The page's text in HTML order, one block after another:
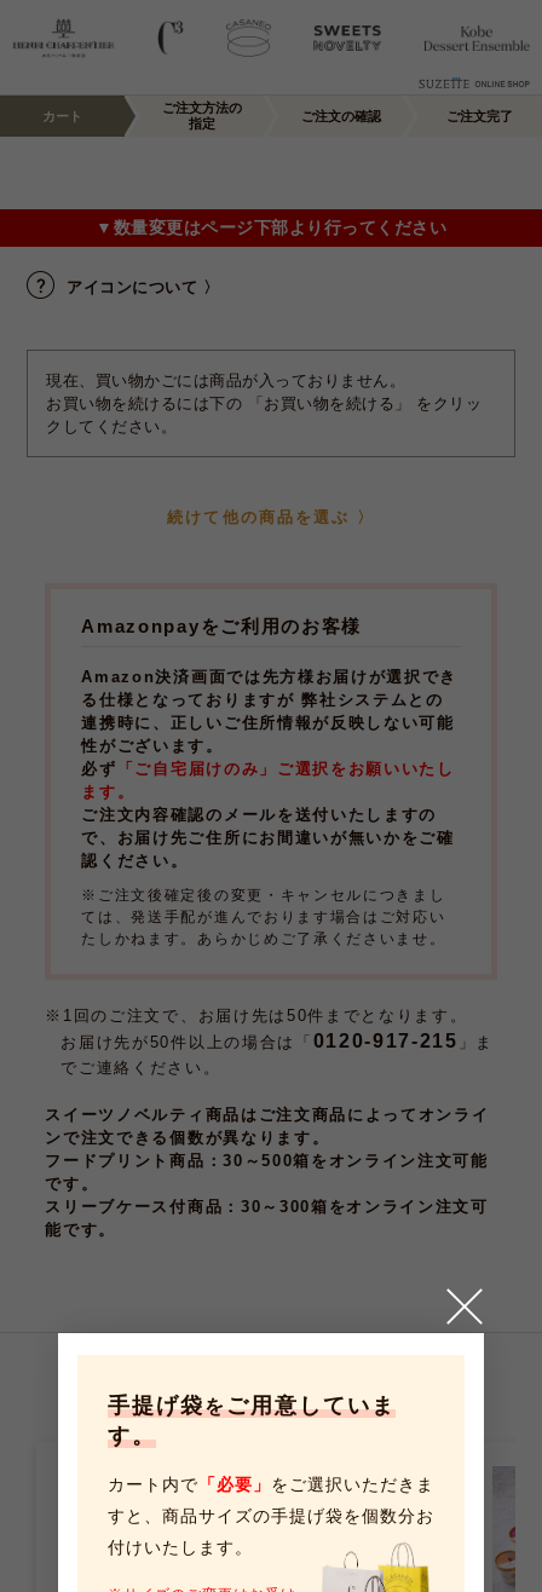
カート
ご注文方法の
指定
ご注文の確認 ご注文完了
▼数量変更はページ下部より行ってください
アイコンについて 〉
現在、買い物かごには商品が入っておりません。
お買い物を続けるには下の 「お買い物を続ける」 をクリッ
クしてください。
Amazonpayをご利用のお客様
Amazon決済画面では先方様お届けが選択でき
る仕様となっておりますが 弊社システムとの
連携時に、正しいご住所情報が反映しない可能
性がございます。
必ず 「ご自宅届けのみ」ご選択をお願いいたし
ます。
ご注文内容確認のメールを送付いたしますの
で、お届け先ご住所にお間違いが無いかをご確
認ください。
※ご注文後確定後の変更・キャンセルにつきまし
ては、発送手配が進んでおります場合はご対応い
たしかねます。あらかじめご了承くださいませ。
※1回のご注文で、お届け先は50件までとなります。
お届け先が50件以上の場合は「 0120-917-215 」ま
でご連絡ください。
スイーツノベルティ商品はご注文商品によってオンライ
ンで注文できる個数が異なります。
フードプリント商品 ：30～500箱をオンライン注文可能
です。
スリーブケース付商品 ：30～300箱をオンライン注文可
能です。
手提げ袋をご用意していま
す。
カート内で 「必要」 をご選択いただきま
すと、 商品サイズの手提げ袋を個数分お
付けいたします。